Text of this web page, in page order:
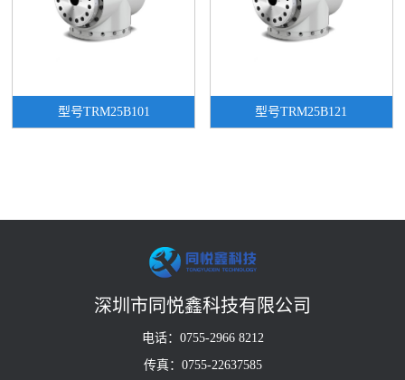
型号TRM25B101 型号TRM25B121
深圳市同悦鑫科技有限公司
电话：0755-2966 8212
传真：0755-22637585